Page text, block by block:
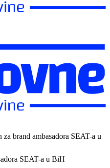
brand ambasadora SEAT-a u
SEAT-a u BiH